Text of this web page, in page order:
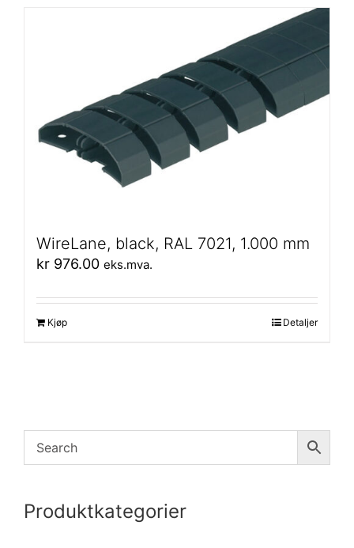
WireLane, black, RAL 7021, 1.000 mm
kr 976.00 eks.mva.
Kjøp Detaljer
Produktkategorier